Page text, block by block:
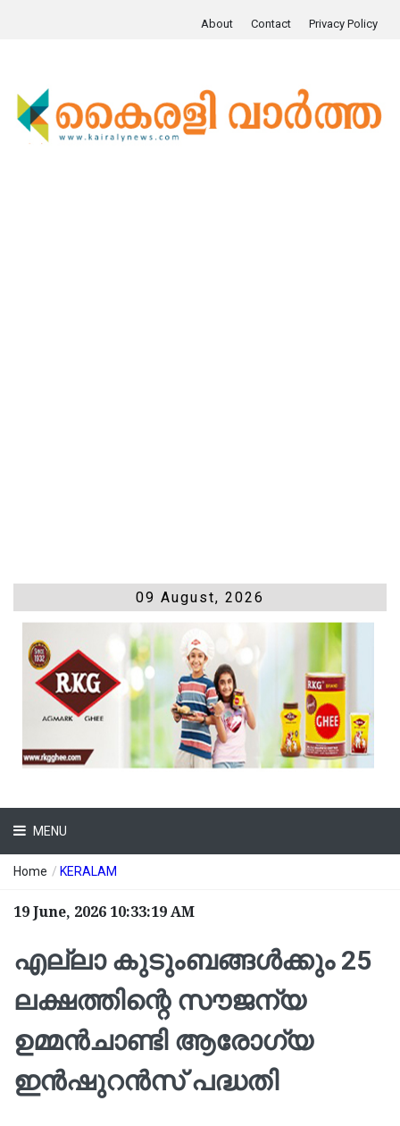
About Contact Privacy Policy
09 August, 2026
MENU
Home / KERALAM
19 June, 2026 10:33:19 AM
എല്ലാ കുടുംബങ്ങൾക്കും 25
ലക്ഷത്തിന്റെ സൗജന്യ
ഉമ്മൻചാണ്ടി ആരോഗ്യ
ഇൻഷുറൻസ് പദ്ധതി